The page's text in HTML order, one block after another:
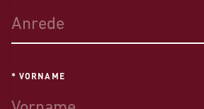
Anrede
* VORNAME